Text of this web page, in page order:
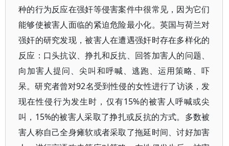
种的行为反应在强奸等侵害案件中很常见，因为它们
能够使被害人面临的紧迫危险最小化。英国与荷兰对
强奸的研究发现，被害人在遭遇强奸时存在多样化的
反应：口头抗议、挣扎和反抗、回答加害人的问题、
向加害人提问、尖叫和呼喊、逃跑、运用策略、吓
呆。研究者曾对92名受到性侵的女性进行了访谈，发
现在性侵行为发生时，仅有15%的被害人呼喊或尖
叫，15%的被害人采取了挣扎或反抗的方式。多数被
害人称自己全身瘫软或者采取了拖延时间、讨好加害